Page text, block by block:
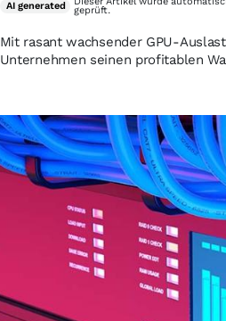
Mit rasant wachsender GPU-
Unternehmen seinen profitablen
AIgenerated geprüft.